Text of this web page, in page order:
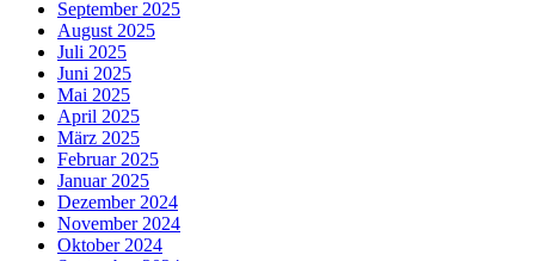
September 2025
August 2025
Juli 2025
Juni 2025
Mai 2025
April 2025
März 2025
Februar 2025
Januar 2025
Dezember 2024
November 2024
Oktober 2024